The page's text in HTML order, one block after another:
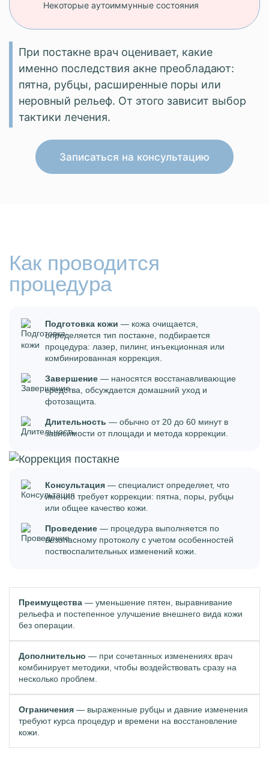
Некоторые аутоиммунные состояния
При постакне врач оценивает, какие
именно последствия акне преобладают:
пятна, рубцы, расширенные поры или
неровный рельеф. От этого зависит выбор
тактики лечения.
Записаться на консультацию
Как проводится
процедура
Подготовка кожи — кожа очищается,
определяется тип постакне, подбирается
процедура: лазер, пилинг, инъекционная или
комбинированная коррекция.
Завершение — наносятся восстанавливающие
средства, обсуждается домашний уход и
фотозащита.
Длительность — обычно от 20 до 60 минут в
зависимости от площади и метода коррекции.
Консультация — специалист определяет, что
именно требует коррекции: пятна, поры, рубцы
или общее качество кожи.
Проведение — процедура выполняется по
безопасному протоколу с учетом особенностей
поствоспалительных изменений кожи.
Преимущества — уменьшение пятен, выравнивание
рельефа и постепенное улучшение внешнего вида кожи
без операции.
Дополнительно — при сочетанных изменениях врач
комбинирует методики, чтобы воздействовать сразу на
несколько проблем.
Ограничения — выраженные рубцы и давние изменения
требуют курса процедур и времени на восстановление
кожи.